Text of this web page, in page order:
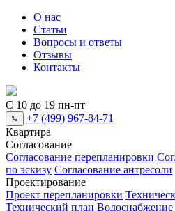
О нас
Статьи
Вопросы и ответы
Отзывы
Контакты
С 10 до 19 пн-пт
+7 (499) 967-84-71
Квартира
Согласование
Согласование перепланировки
по эскизу Согласование антресоли
Проектирование
Проект перепланировки
Технический план Водоснабжение